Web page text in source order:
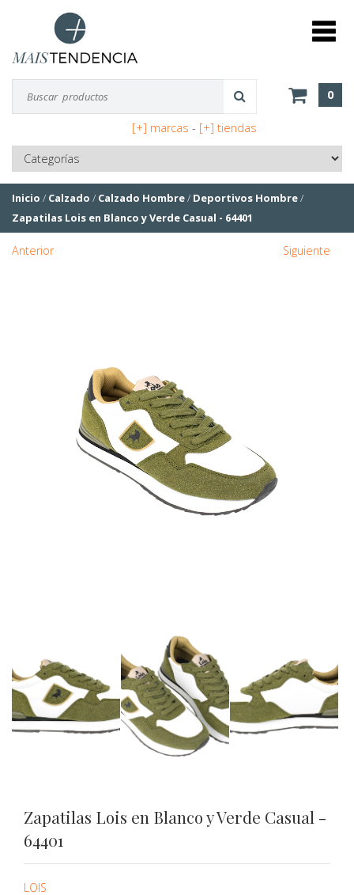
0
[+] marcas - [+] tiendas
Inicio / Calzado / Calzado Hombre/ Deportivos Hombre/
Zapatilas Lois en Blanco y Verde Casual - 64401
Anterior Siguiente
Zapatilas Lois en Blanco y Verde Casual -
64401
LOIS